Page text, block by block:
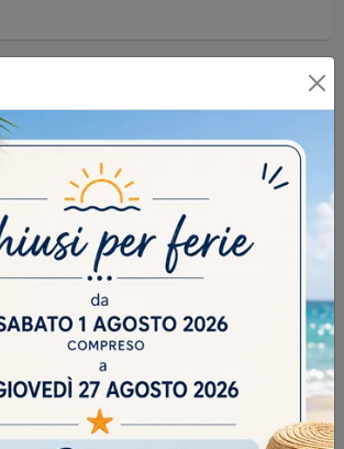
sulla Privacy Policy
al singolare
INVIA